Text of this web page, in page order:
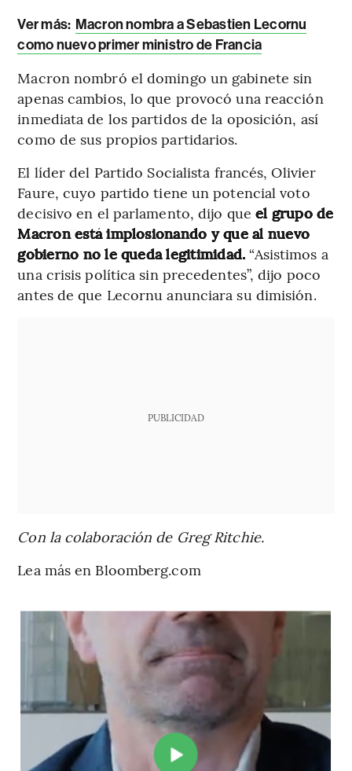
Ver más: Macron nombra a Sebastien Lecornu
como nuevo primer ministro de Francia
Macron nombró el domingo un gabinete sin
apenas cambios, lo que provocó una reacción
inmediata de los partidos de la oposición, así
como de sus propios partidarios.
El líder del Partido Socialista francés, Olivier
Faure, cuyo partido tiene un potencial voto
decisivo en el parlamento, dijo que el grupo de
Macron está implosionando y que al nuevo
gobierno no le queda legitimidad. “Asistimos a
una crisis política sin precedentes”, dijo poco
antes de que Lecornu anunciara su dimisión.
PUBLICIDAD
Con la colaboración de Greg Ritchie.
Lea más en Bloomberg.com